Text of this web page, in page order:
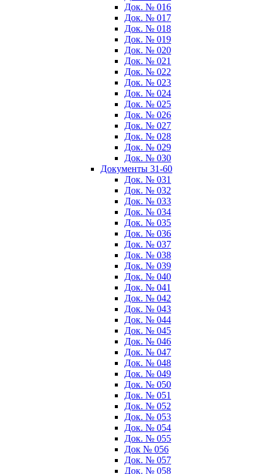
Док. № 016
Док. № 017
Док. № 018
Док. № 019
Док. № 020
Док. № 021
Док. № 022
Док. № 023
Док. № 024
Док. № 025
Док. № 026
Док. № 027
Док. № 028
Док. № 029
Док. № 030
Документы 31-60
Док. № 031
Док. № 032
Док. № 033
Док. № 034
Док. № 035
Док. № 036
Док. № 037
Док. № 038
Док. № 039
Док. № 040
Док. № 041
Док. № 042
Док. № 043
Док. № 044
Док. № 045
Док. № 046
Док. № 047
Док. № 048
Док. № 049
Док. № 050
Док. № 051
Док. № 052
Док. № 053
Док. № 054
Док. № 055
Док № 056
Док. № 057
Док. № 058